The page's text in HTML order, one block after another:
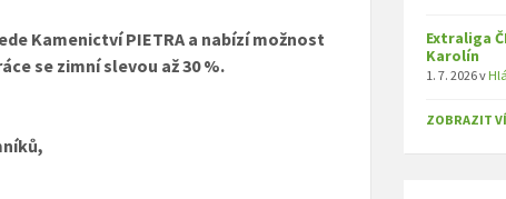
Kamenictví PIETRA a nabízí možnost
se zimní slevou až 30 %.
Extraliga
Karolín
1. 7. 2026v
ZOBRAZIT